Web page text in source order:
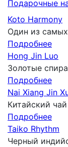
Подарочныe
Koto Harmony
Один из
Подробнее
Hong Jin Luo
Золотые
Подробнее
Nai Xiang Jin
Китайский
Подробнее
Taiko Rhythm
Черный